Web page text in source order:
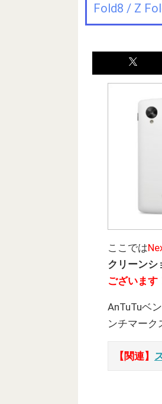
Fold8 / Z
ここでは
クリーンシ
ございます
AnTuTuベ
ンチマーク
【関連】